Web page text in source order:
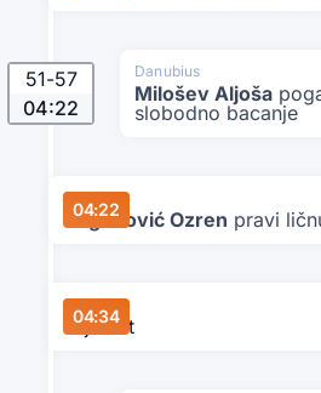
Danubius
Milošev Aljoša
slobodno bacanje
51-57
04:22
04:22
Star
Bogunović Ozren pravi
04:34
Star
Tajmaut